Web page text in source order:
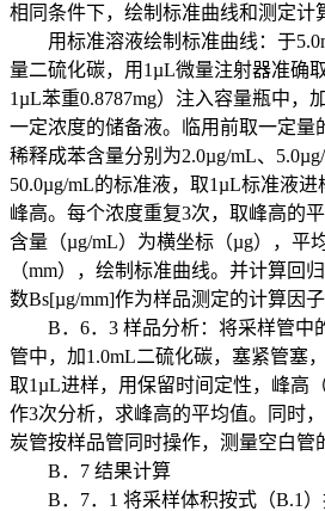
相同条件下，绘制标准曲线和测定计
用标准溶液绘制标准曲线：于
量二硫化碳，用1µL微量注射器准确
1µL苯重0.8787mg）注入容量瓶中，
一定浓度的储备液。临用前取一定量
稀释成苯含量分别为2.0µg/mL、5.0µg/
50.0µg/mL的标准液，取1µL标准液
峰高。每个浓度重复3次，取峰高的
含量（µg/mL）为横坐标（µg），平
（mm），绘制标准曲线。并计算回
数Bs[µg/mm]作为样品测定的计算因子
B．6．3 样品分析：将采样管中
管中，加1.0mL二硫化碳，塞紧管塞
取1µL进样，用保留时间定性，峰高
作3次分析，求峰高的平均值。同时
炭管按样品管同时操作，测量空白管
B．7 结果计算
B．7．1 将采样体积按式（B.1）